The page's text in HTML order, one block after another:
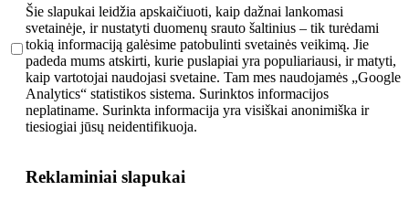
Šie slapukai leidžia apskaičiuoti, kaip dažnai lankomasi
svetainėje, ir nustatyti duomenų srauto šaltinius – tik turėdami
tokią informaciją galėsime patobulinti svetainės veikimą. Jie
padeda mums atskirti, kurie puslapiai yra populiariausi, ir matyti,
kaip vartotojai naudojasi svetaine. Tam mes naudojamės „Google
Analytics“ statistikos sistema. Surinktos informacijos
neplatiname. Surinkta informacija yra visiškai anonimiška ir
tiesiogiai jūsų neidentifikuoja.
Reklaminiai slapukai